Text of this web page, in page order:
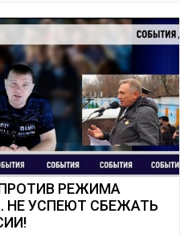
РЕЖИМА
НЕ УСПЕЮТ СБЕЖАТЬ